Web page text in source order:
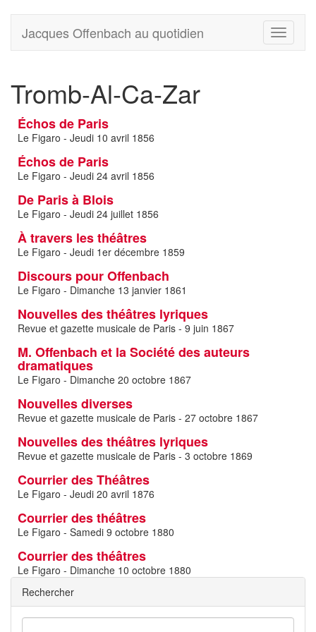
Toggle
Jacques Offenbach au quotidien
Tromb-Al-Ca-Zar
Échos de Paris
Le Figaro - Jeudi 10 avril 1856
Échos de Paris
Le Figaro - Jeudi 24 avril 1856
De Paris à Blois
Le Figaro - Jeudi 24 juillet 1856
À travers les théâtres
Le Figaro - Jeudi 1er décembre 1859
Discours pour Offenbach
Le Figaro - Dimanche 13 janvier 1861
Nouvelles des théâtres lyriques
Revue et gazette musicale de Paris - 9 juin 1867
M. Offenbach et la Société des auteurs
dramatiques
Le Figaro - Dimanche 20 octobre 1867
Nouvelles diverses
Revue et gazette musicale de Paris - 27 octobre 1867
Nouvelles des théâtres lyriques
Revue et gazette musicale de Paris - 3 octobre 1869
Courrier des Théâtres
Le Figaro - Jeudi 20 avril 1876
Courrier des théâtres
Le Figaro - Samedi 9 octobre 1880
Courrier des théâtres
Le Figaro - Dimanche 10 octobre 1880
Rechercher